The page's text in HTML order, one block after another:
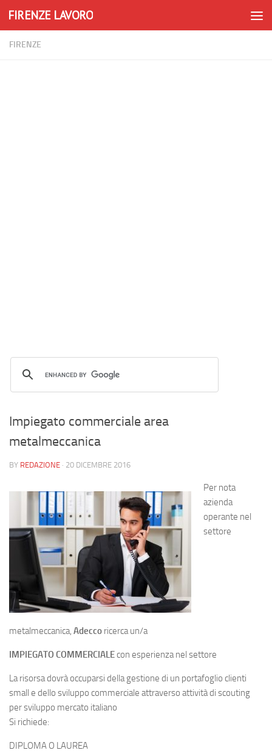
Skip to content
FIRENZE LAVORO
FIRENZE
Impiegato commerciale area
metalmeccanica
BY REDAZIONE · 20 DICEMBRE 2016
Per nota
azienda
operante nel
settore
metalmeccanica, Adecco ricerca un/a
IMPIEGATO COMMERCIALEcon esperienza nel settore
La risorsa dovrà occuparsi della gestione di un portafoglio clienti
small e dello sviluppo commerciale attraverso attività di scouting
per sviluppo mercato italiano
Si richiede:
DIPLOMA O LAUREA